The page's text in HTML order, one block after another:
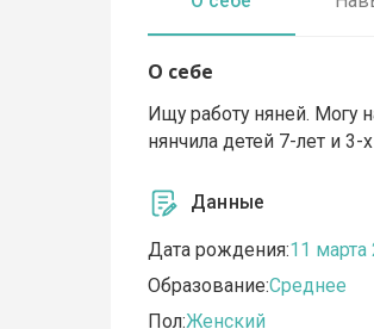
О себе
Ищу работу няней. Могу
нянчила детей 7-лет и 3-
Данные
Дата рождения:11 марта
Образование:Среднее
Пол:Женский